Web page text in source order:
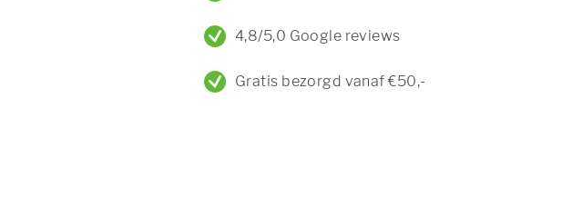
4,8/5,0 Google reviews
Gratis bezorgd vanaf €50,-